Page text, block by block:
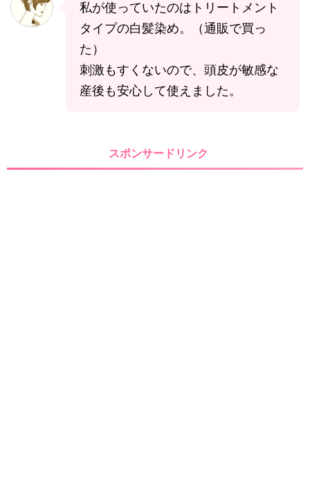
私が使っていたのはトリートメント
タイプの白髪染め。（通販で買っ
た）
刺激もすくないので、頭皮が敏感な
産後も安心して使えました。
スポンサードリンク